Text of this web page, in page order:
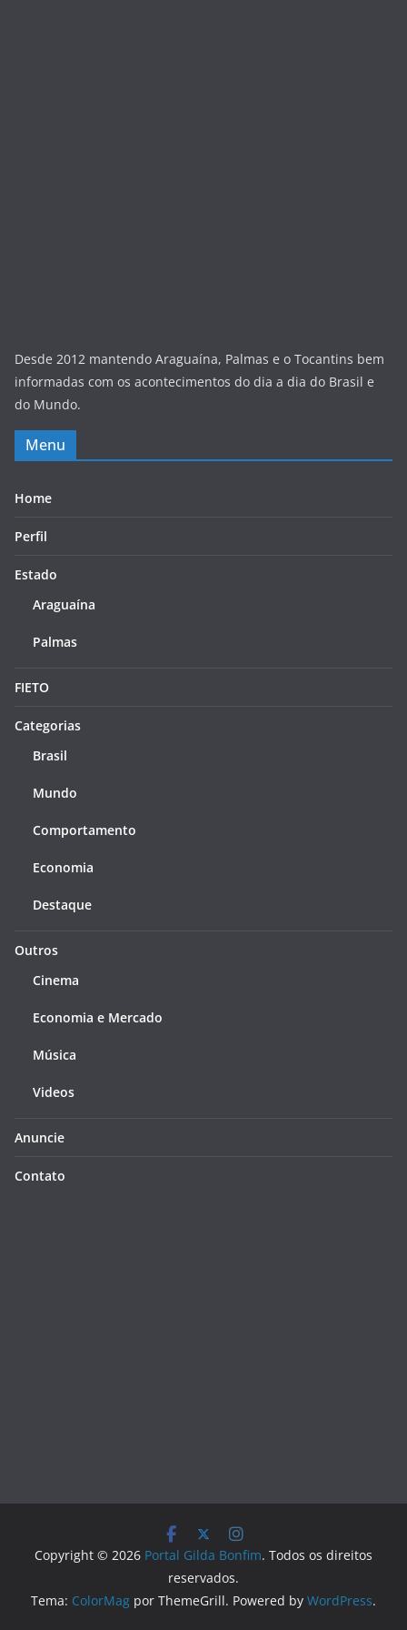
Desde 2012 mantendo Araguaína, Palmas e o Tocantins bem
informadas com os acontecimentos do dia a dia do Brasil e
do Mundo.
Menu
Home
Perfil
Estado
Araguaína
Palmas
FIETO
Categorias
Brasil
Mundo
Comportamento
Economia
Destaque
Outros
Cinema
Economia e Mercado
Música
Videos
Anuncie
Contato
Copyright © 2026 Portal Gilda Bonfim. Todos os direitos
reservados.
Tema: ColorMag por ThemeGrill. Powered by WordPress.